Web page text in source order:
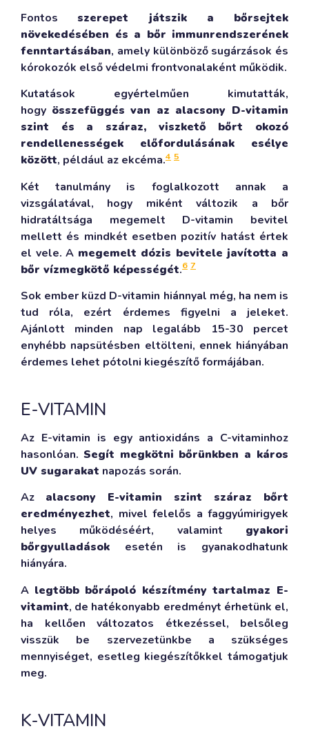
Fontos szerepet játszik a bőrsejtek
növekedésében és a bőr immunrendszerének
fenntartásában, amely különböző sugárzások és
kórokozók első védelmi frontvonalaként működik.
Kutatások egyértelműen kimutatták,
hogy összefüggés van az alacsony D-vitamin
szint és a száraz, viszkető bőrt okozó
rendellenességek előfordulásának esélye
között, például az ekcéma.4 5
Két tanulmány is foglalkozott annak a
vizsgálatával, hogy miként változik a bőr
hidratáltsága megemelt D-vitamin bevitel
mellett és mindkét esetben pozitív hatást értek
el vele. A megemelt dózis bevitele javította a
bőr vízmegkötő képességét.6 7
Sok ember küzd D-vitamin hiánnyal még, ha nem is
tud róla, ezért érdemes figyelni a jeleket.
Ajánlott minden nap legalább 15-30 percet
enyhébb napsütésben eltölteni, ennek hiányában
érdemes lehet pótolni kiegészítő formájában.
E-VITAMIN
Az E-vitamin is egy antioxidáns a C-vitaminhoz
hasonlóan. Segít megkötni bőrünkben a káros
UV sugarakat napozás során.
Az alacsony E-vitamin szint száraz bőrt
eredményezhet, mivel felelős a faggyúmirigyek
helyes működéséért, valamint gyakori
bőrgyulladások esetén is gyanakodhatunk
hiányára.
A legtöbb bőrápoló készítmény tartalmaz E-
vitamint, de hatékonyabb eredményt érhetünk el,
ha kellően változatos étkezéssel, belsőleg
visszük be szervezetünkbe a szükséges
mennyiséget, esetleg kiegészítőkkel támogatjuk
meg.
K-VITAMIN